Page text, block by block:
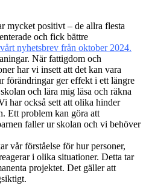
mycket positivt – de allra flesta
och fick bättre
nyhetsbrev från oktober 2024.
När fattigdom och
har vi insett att det kan vara
förändringar ger effekt i ett längre
och lära mig läsa och räkna
har också sett att olika hinder
Ett problem kan göra att
faller ur skolan och vi behöver
vår förståelse för hur personer,
i olika situationer. Detta tar
projektet. Det gäller att